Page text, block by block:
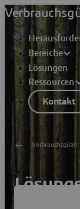
Bereiche
Lösungen
Ressourcen
Kontakt
Verbrauchsgüter